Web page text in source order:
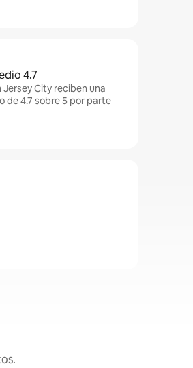
4.7
Jersey City reciben una
de 4.7 sobre 5 por parte